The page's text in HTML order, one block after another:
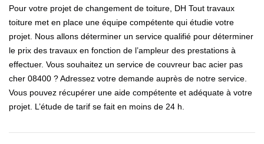
Pour votre projet de changement de toiture, DH Tout travaux
toiture met en place une équipe compétente qui étudie votre
projet. Nous allons déterminer un service qualifié pour déterminer
le prix des travaux en fonction de l’ampleur des prestations à
effectuer. Vous souhaitez un service de couvreur bac acier pas
cher 08400 ? Adressez votre demande auprès de notre service.
Vous pouvez récupérer une aide compétente et adéquate à votre
projet. L’étude de tarif se fait en moins de 24 h.